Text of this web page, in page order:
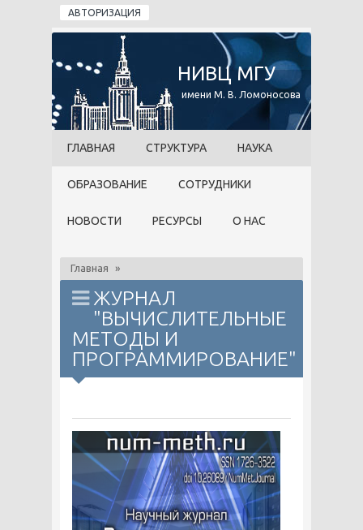
Перейти к основному содержанию
АВТОРИЗАЦИЯ
НИВЦ МГУ
имени М. В. Ломоносова
ГЛАВНАЯ СТРУКТУРА НАУКА
ОБРАЗОВАНИЕ СОТРУДНИКИ
НОВОСТИ РЕСУРСЫ О НАС
Главная »
ЖУРНАЛ
"ВЫЧИСЛИТЕЛЬНЫЕ
МЕТОДЫ И
ПРОГРАММИРОВАНИЕ"